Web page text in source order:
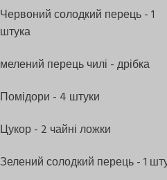
Червоний солодкий перець- 1
штука
мелений перець чилі - дрібка
Помідори - 4 штуки
Цукор- 2 чайні ложки
Зелений солодкий перець- 1